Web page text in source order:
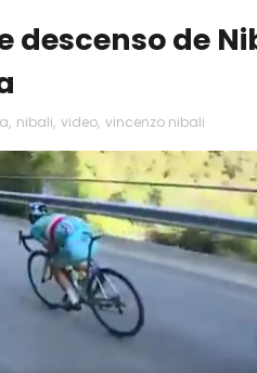
descenso de
, nibali, video, vincenzo nibali